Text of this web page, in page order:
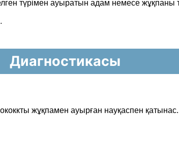
түрімен ауыратын адам немесе жұқпаны
Диагностикасы
жұқпамен ауырған науқаспен қатынас.